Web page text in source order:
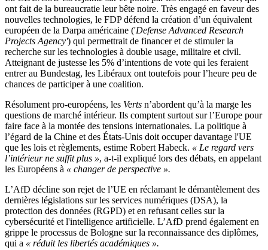
ont fait de la bureaucratie leur bête noire. Très engagé en faveur des
nouvelles technologies, le FDP défend la création d’un équivalent
européen de la Darpa américaine ('Defense Advanced Research
Projects Agency') qui permettrait de financer et de stimuler la
recherche sur les technologies à double usage, militaire et civil.
Atteignant de justesse les 5% d’intentions de vote qui les feraient
entrer au Bundestag, les Libéraux ont toutefois pour l’heure peu de
chances de participer à une coalition.
Résolument pro-européens, les Verts n’abordent qu’à la marge les
questions de marché intérieur. Ils comptent surtout sur l’Europe pour
faire face à la montée des tensions internationales. La politique à
l’égard de la Chine et des États-Unis doit occuper davantage l'UE
que les lois et règlements, estime Robert Habeck. « Le regard vers
l’intérieur ne suffit plus », a-t-il expliqué lors des débats, en appelant
les Européens à « changer de perspective ».
L’AfD décline son rejet de l’UE en réclamant le démantèlement des
dernières législations sur les services numériques (DSA), la
protection des données (RGPD) et en refusant celles sur la
cybersécurité et l'intelligence artificielle. L’AfD prend également en
grippe le processus de Bologne sur la reconnaissance des diplômes,
qui a « réduit les libertés académiques ».